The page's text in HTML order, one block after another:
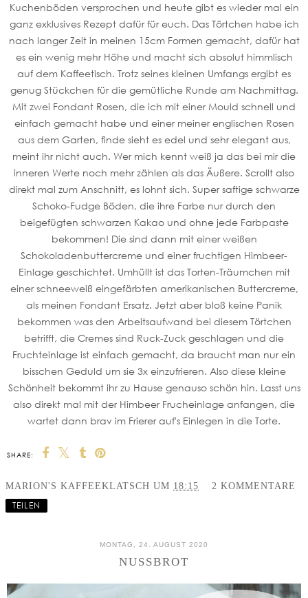
Kuchenböden versprochen und heute gibt es wieder mal ein
ganz exklusives Rezept dafür für euch. Das Törtchen habe ich
nach langer Zeit in meinen 15cm Formen gemacht, dafür hat
es ein wenig mehr Höhe und macht sich absolut himmlisch
auf dem Kaffeetisch. Trotz seines kleinen Umfangs ergibt es
genug Stückchen für die gemütliche Runde am Nachmittag.
Mit zwei Fondant Rosen, die ich mit einer Mould schnell und
einfach gemacht habe und einer meiner englischen Rosen
aus dem Garten, finde sieht es edel und sehr elegant aus,
meint ihr nicht auch. Wer mich kennt weiß ja das bei mir die
inneren Werte noch mehr zählen als das Äußere. Scrollt also
direkt mal zum Anschnitt, es lohnt sich. Super saftige schwarze
Schoko-Fudge Böden, die ihre Farbe nur durch den
beigefügten schwarzen Kakao und ohne jede Farbpaste
bekommen! Die sind dann mit einer weißen
Schokoladenbuttercreme und einer fruchtigen Himbeer-
Einlage geschichtet. Umhüllt ist das Torten-Träumchen mit
einer schneeweiß eingefärbten amerikanischen Buttercreme,
als meinen Fondant Ersatz. Jetzt aber bloß keine Panik
bekommen was den Arbeitsaufwand bei diesem Törtchen
betrifft, die Cremes sind Ruck-Zuck geschlagen und die
Fruchteinlage ist einfach gemacht, da braucht man nur ein
bisschen Geduld um sie 3x einzufrieren. Also diese kleine
Schönheit bekommt ihr zu Hause genauso schön hin. Lasst uns
also direkt mal mit der Himbeer Frucheinlage anfangen, die
wartet dann brav im Frierer auf's Einlegen in die Torte.
SHARE:
MARION'S KAFFEEKLATSCH UM 18:15 2 KOMMENTARE
TEILEN
MONTAG, 24. AUGUST 2020
NUSSBROT